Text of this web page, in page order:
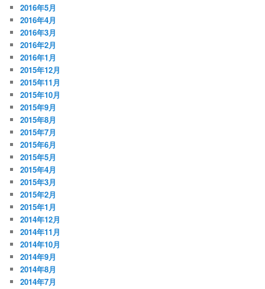
2016年5月
2016年4月
2016年3月
2016年2月
2016年1月
2015年12月
2015年11月
2015年10月
2015年9月
2015年8月
2015年7月
2015年6月
2015年5月
2015年4月
2015年3月
2015年2月
2015年1月
2014年12月
2014年11月
2014年10月
2014年9月
2014年8月
2014年7月